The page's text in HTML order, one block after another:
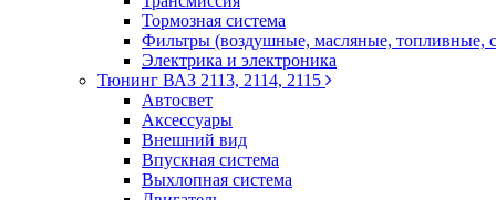
Тормозная система
Фильтры (воздушные, масляные, топливные,
Электрика и электроника
Тюнинг ВАЗ 2113, 2114, 2115
Автосвет
Аксессуары
Внешний вид
Впускная система
Выхлопная система